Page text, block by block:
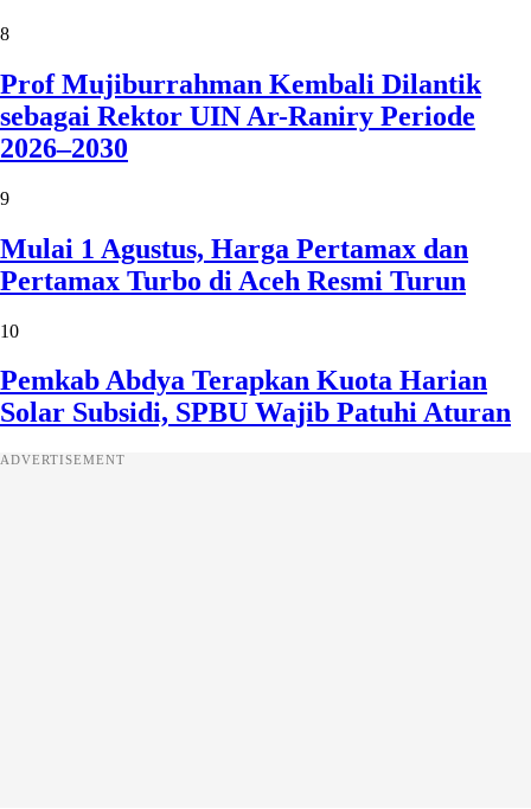
8
Prof Mujiburrahman Kembali Dilantik
sebagai Rektor UIN Ar-Raniry Periode
2026–2030
9
Mulai 1 Agustus, Harga Pertamax dan
Pertamax Turbo di Aceh Resmi Turun
10
Pemkab Abdya Terapkan Kuota Harian
Solar Subsidi, SPBU Wajib Patuhi Aturan
ADVERTISEMENT